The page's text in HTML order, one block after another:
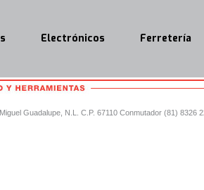
Electrónicos Ferretería
Guadalupe, N.L. C.P. 67110 Conmutador (81) 8326